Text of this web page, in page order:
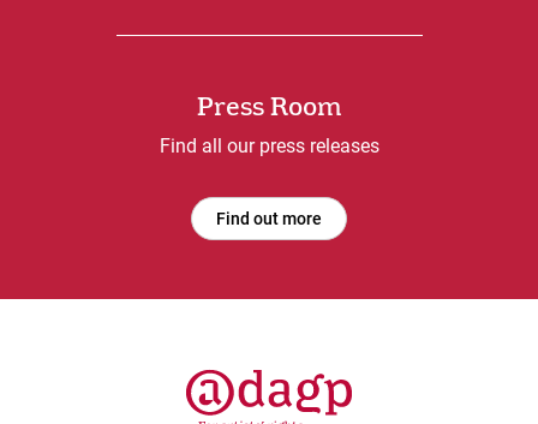
Press Room
Find all our press releases
Find out more